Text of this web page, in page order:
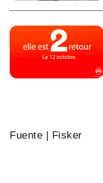
Fuente | Fisker